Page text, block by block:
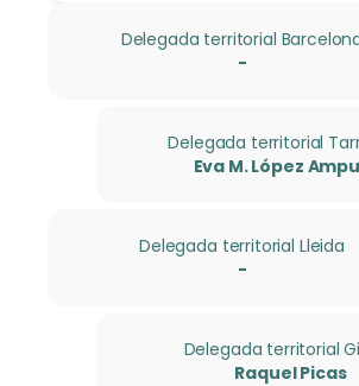
Delegada territorial
-
Delegada territorial
Eva M. López
Delegada territorial Lleida
-
Delegada territorial
Raquel Picas